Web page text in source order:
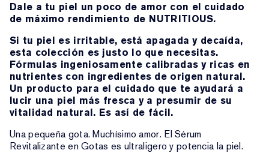
Dale a tu piel un poco de amor con el cuidado
de máximo rendimiento de NUTRITIOUS.
Si tu piel es irritable, está apagada y decaída,
esta colección es justo lo que necesitas.
Fórmulas ingeniosamente calibradas y ricas en
nutrientes con ingredientes de origen natural.
Un producto para el cuidado que te ayudará a
lucir una piel más fresca y a presumir de su
vitalidad natural. Es así de fácil.
Una pequeña gota. Muchísimo amor. El Sérum
Revitalizante en Gotas es ultraligero y potencia la piel.